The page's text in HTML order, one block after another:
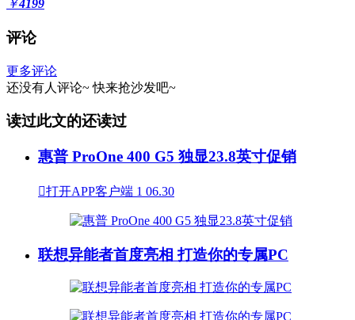
￥4199
评论
更多评论
还没有人评论~ 快来抢沙发吧~
读过此文的还读过
惠普 ProOne 400 G5 独显23.8英寸促销
打开APP客户端 1 06.30
联想异能者首度亮相 打造你的专属PC